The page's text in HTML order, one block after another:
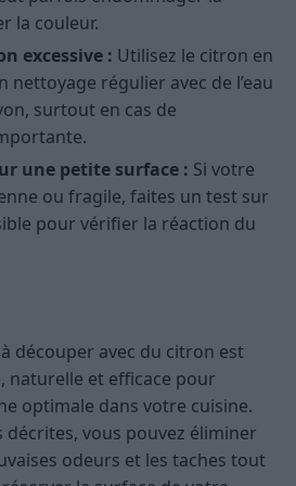
la couleur.
excessive : Utilisez le citron en
nettoyage régulier avec de l’eau
surtout en cas de
une petite surface : Si votre
ou fragile, faites un test sur
pour vérifier la réaction du
découper avec du citron est
naturelle et efficace pour
optimale dans votre cuisine.
décrites, vous pouvez éliminer
odeurs et les taches tout